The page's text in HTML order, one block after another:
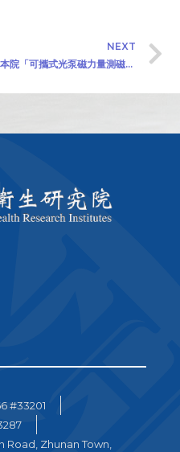
NEXT
本院「可攜式光泵磁力量測磁干擾遮蔽線圈補償方法」公開徵求技術移轉廠商(2024/6/7)
#33201
Road, Zhunan Town,